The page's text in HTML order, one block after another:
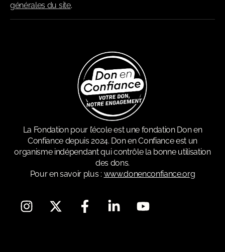
générales du site.
La Fondation pour l’école est une fondation Don en
Confiance depuis 2024. Don en Confiance est un
organisme indépendant qui contrôle la bonne utilisation
des dons.
Pour en savoir plus : www.donenconfiance.org